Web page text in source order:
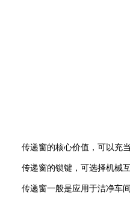
传递窗的核心价值，可以充当
传递窗的锁键，可选择机械互
传递窗一般是应用于洁净车间